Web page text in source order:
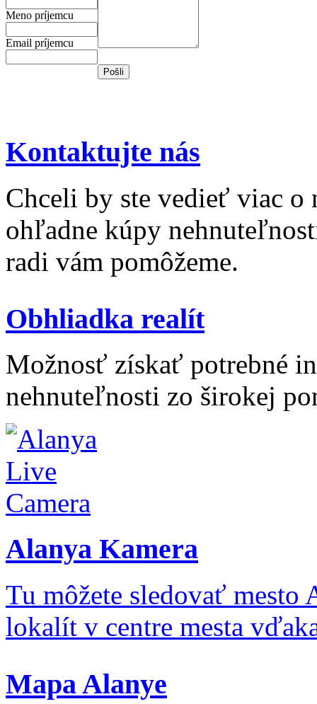
Meno príjemcu
Email príjemcu
Kontaktujte nás
Chceli by ste vedieť viac o
ohľadne kúpy
radi vám pomôžeme.
Obhliadka realít
Možnosť získať potrebné
nehnuteľnosti zo širokej
Alanya Kamera
Tu môžete sledovať mesto
lokalít v centre mesta
Mapa Alanye